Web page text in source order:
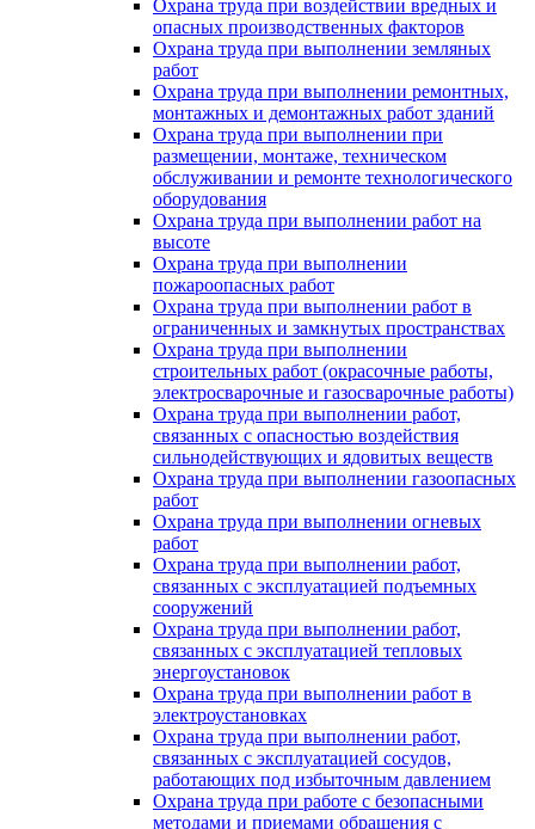
Охрана труда при воздействии вредных и
опасных производственных факторов
Охрана труда при выполнении земляных
работ
Охрана труда при выполнении ремонтных,
монтажных и демонтажных работ зданий
Охрана труда при выполнении при
размещении, монтаже, техническом
обслуживании и ремонте технологического
оборудования
Охрана труда при выполнении работ на
высоте
Охрана труда при выполнении
пожароопасных работ
Охрана труда при выполнении работ в
ограниченных и замкнутых пространствах
Охрана труда при выполнении
строительных работ (окрасочные работы,
электросварочные и газосварочные работы)
Охрана труда при выполнении работ,
связанных с опасностью воздействия
сильнодействующих и ядовитых веществ
Охрана труда при выполнении газоопасных
работ
Охрана труда при выполнении огневых
работ
Охрана труда при выполнении работ,
связанных с эксплуатацией подъемных
сооружений
Охрана труда при выполнении работ,
связанных с эксплуатацией тепловых
энергоустановок
Охрана труда при выполнении работ в
электроустановках
Охрана труда при выполнении работ,
связанных с эксплуатацией сосудов,
работающих под избыточным давлением
Охрана труда при работе с безопасными
методами и приемами обращения с